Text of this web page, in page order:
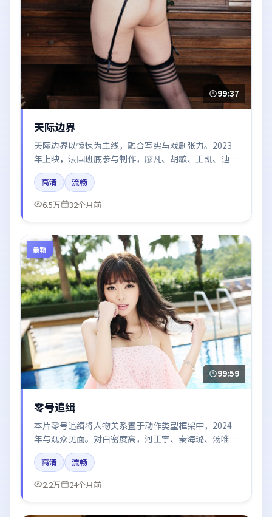
99:37
天际边界
天际边界以惊悚为主线，融合写实与戏剧张力。2023
年上映，法国班底参与制作，廖凡、胡歌、王凯、迪丽
热巴、刘亦菲在片中呈现细腻表演，影像风格统一，配
乐与剪辑强化了情绪曲线。
高清
流畅
6.5万
32个月前
最新
99:59
零号追缉
本片零号追缉将人物关系置于动作类型框架中，2024
年与观众见面。对白密度高，河正宇、秦海璐、汤唯、
梁朝伟的台词节奏值得关注；整体气质偏中国香港都市
与冷色调摄影。
高清
流畅
2.2万
24个月前